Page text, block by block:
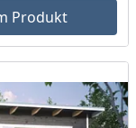
Produkt